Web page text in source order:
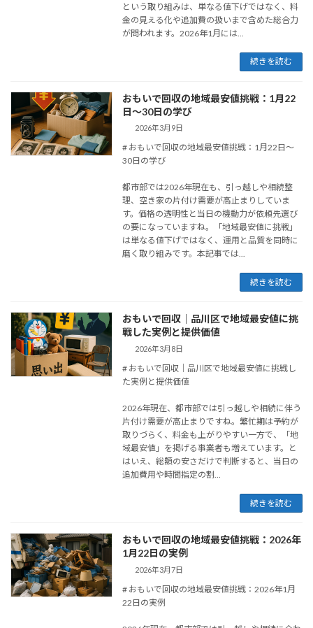
という取り組みは、単なる値下げではなく、料
金の見える化や追加費の扱いまで含めた総合力
が問われます。2026年1月には...
続きを読む
おもいで回収の地域最安値挑戦：1月22
日〜30日の学び
2026年3月9日
# おもいで回収の地域最安値挑戦：1月22日〜
30日の学び
都市部では2026年現在も、引っ越しや相続整
理、空き家の片付け需要が高止まりしていま
す。価格の透明性と当日の機動力が依頼先選び
の要になっていますね。「地域最安値に挑戦」
は単なる値下げではなく、運用と品質を同時に
磨く取り組みです。本記事では...
続きを読む
おもいで回収｜品川区で地域最安値に挑
戦した実例と提供価値
2026年3月8日
# おもいで回収｜品川区で地域最安値に挑戦し
た実例と提供価値
2026年現在、都市部では引っ越しや相続に伴う
片付け需要が高止まりですね。繁忙期は予約が
取りづらく、料金も上がりやすい一方で、「地
域最安値」を掲げる事業者も増えています。と
はいえ、総額の安さだけで判断すると、当日の
追加費用や時間指定の割...
続きを読む
おもいで回収の地域最安値挑戦：2026年
1月22日の実例
2026年3月7日
# おもいで回収の地域最安値挑戦：2026年1月
22日の実例